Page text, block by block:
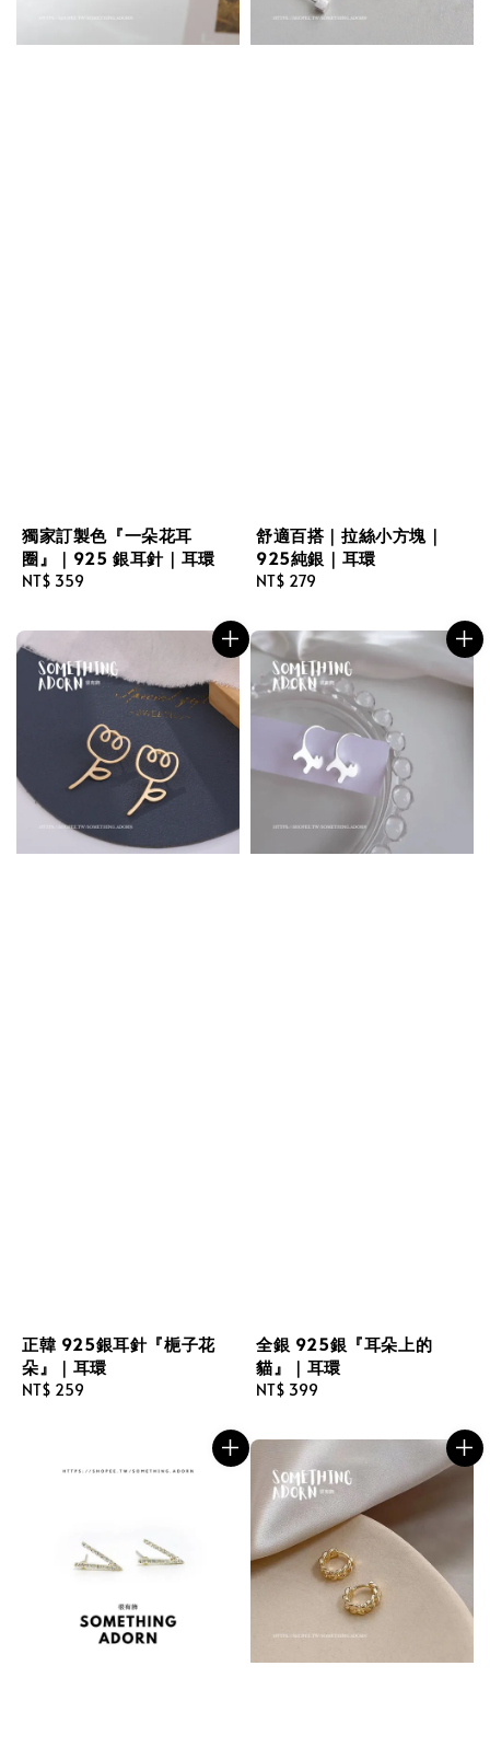
獨家訂製色『一朵花耳
圈』｜925 銀耳針｜耳環
Regular
NT$ 359
舒適百搭｜拉絲小方塊｜
925純銀｜耳環
Regular
NT$ 279
正韓 925銀耳針『梔子花
朵』｜耳環
Regular
NT$ 259
全銀 925銀『耳朵上的
貓』｜耳環
Regular
NT$ 399